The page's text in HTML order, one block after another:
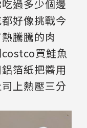
過多少個邊
好像挑戰今
騰騰的肉
買鮭魚
箔紙把醬用
上熱壓三分